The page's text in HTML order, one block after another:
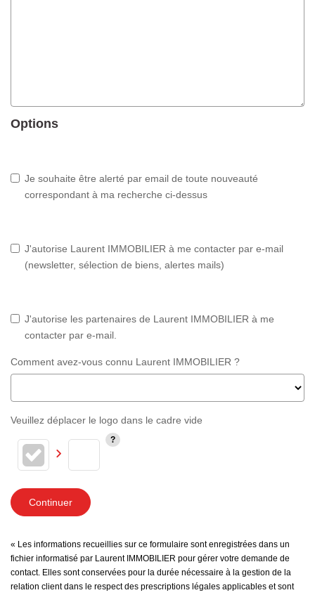
Options
Je souhaite être alerté par email de toute nouveauté
correspondant à ma recherche ci-dessus
J'autorise Laurent IMMOBILIER à me contacter par e-mail
(newsletter, sélection de biens, alertes mails)
J'autorise les partenaires de Laurent IMMOBILIER à me
contacter par e-mail.
Comment avez-vous connu Laurent IMMOBILIER ?
Veuillez déplacer le logo dans le cadre vide
Continuer
« Les informations recueillies sur ce formulaire sont enregistrées dans un
fichier informatisé par Laurent IMMOBILIER pour gérer votre demande de
contact. Elles sont conservées pour la durée nécessaire à la gestion de la
relation client dans le respect des prescriptions légales applicables et sont